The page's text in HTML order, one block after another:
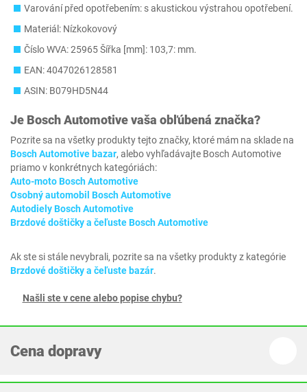
Varování před opotřebením: s akustickou výstrahou opotřebení.
Materiál: Nízkokovový
Číslo WVA: 25965 Šířka [mm]: 103,7: mm.
EAN: 4047026128581
ASIN: B079HD5N44
Je Bosch Automotivevaša obľúbená značka?
Pozrite sa na všetky produkty tejto značky, ktoré mám na sklade na
Bosch Automotive bazar, alebo vyhľadávajte Bosch Automotive
priamo v konkrétnych kategóriách:
Auto-moto Bosch Automotive
Osobný automobil Bosch Automotive
Autodiely Bosch Automotive
Brzdové doštičky a čeľuste Bosch Automotive
Ak ste si stále nevybrali, pozrite sa na všetky produkty z kategórie
Brzdové doštičky a čeľuste bazár.
Našli ste v cene alebo popise chybu?
Cena dopravy